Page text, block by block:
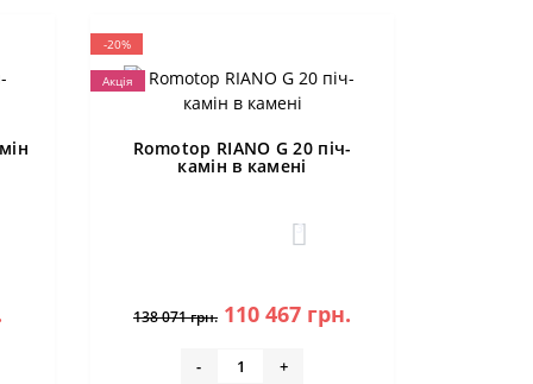
-20%
Акція
Romotop RIANO G 20 піч-
камін в камені
3
138 071 грн. 110 467 грн.
- +